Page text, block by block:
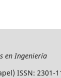
en Ingeniería
ISSN: 2301-